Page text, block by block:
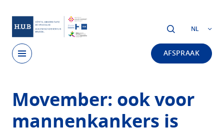
NL
AFSPRAAK
main
content
Movember: ook voor
mannenkankers is